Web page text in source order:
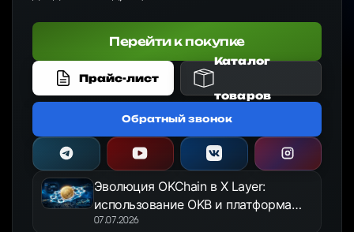
Перейти к покупке
Прайс-лист
Каталог
товаров
Обратный звонок
Эволюция OKChain в X Layer:
использование OKB и платформа
OKX Jumpstart в 2026 году
07.07.2026